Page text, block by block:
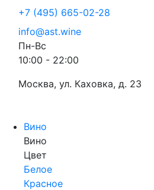
+7 (495) 665-02-28
info@ast.wine
Пн-Вс
10:00 - 22:00
Москва, ул. Каховка, д. 23
Вино
Вино
Цвет
Белое
Красное